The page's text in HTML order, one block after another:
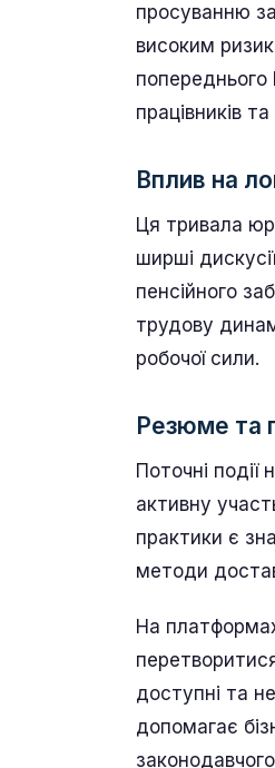
просуванню
високим
попереднього
працівників
Вплив на
Ця тривала
ширші
пенсійного
трудову
робочої сили.
Резюме та
Поточні
активну
практики є
методи
На
доступні та
допомагає